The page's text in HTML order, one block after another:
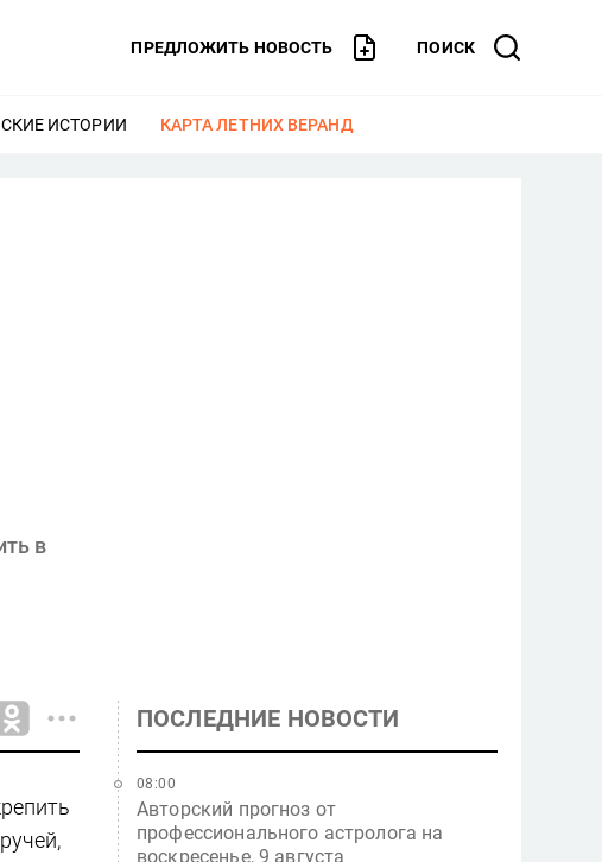
ПРЕДЛОЖИТЬ НОВОСТЬ ПОИСК
ИСТОРИИ ЕЩЕ
КАРТА ЛЕТНИХ ВЕРАНД
в
ПОСЛЕДНИЕ НОВОСТИ
Авторский прогноз от
профессионального астролога на
воскресенье, 9 августа
08:00